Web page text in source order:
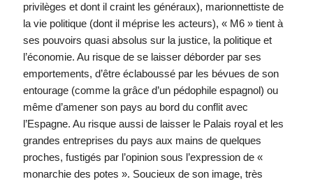
privilèges et dont il craint les généraux), marionnettiste de
la vie politique (dont il méprise les acteurs), « M6 » tient à
ses pouvoirs quasi absolus sur la justice, la politique et
l’économie. Au risque de se laisser déborder par ses
emportements, d’être éclaboussé par les bévues de son
entourage (comme la grâce d’un pédophile espagnol) ou
même d’amener son pays au bord du conflit avec
l’Espagne. Au risque aussi de laisser le Palais royal et les
grandes entreprises du pays aux mains de quelques
proches, fustigés par l’opinion sous l’expression de «
monarchie des potes ». Soucieux de son image, très